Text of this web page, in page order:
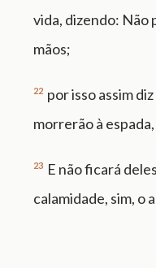
vida, dizendo: Não
mãos;
22 por isso assim
morrerão à
23 E não ficará
calamidade, sim, o